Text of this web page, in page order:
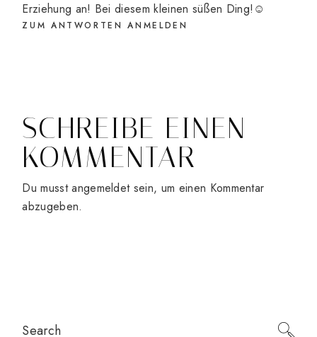
Erziehung an! Bei diesem kleinen süßen Ding!☺️
ZUM ANTWORTEN ANMELDEN
SCHREIBE EINEN
KOMMENTAR
Du musstangemeldetsein, um einen Kommentar
abzugeben.